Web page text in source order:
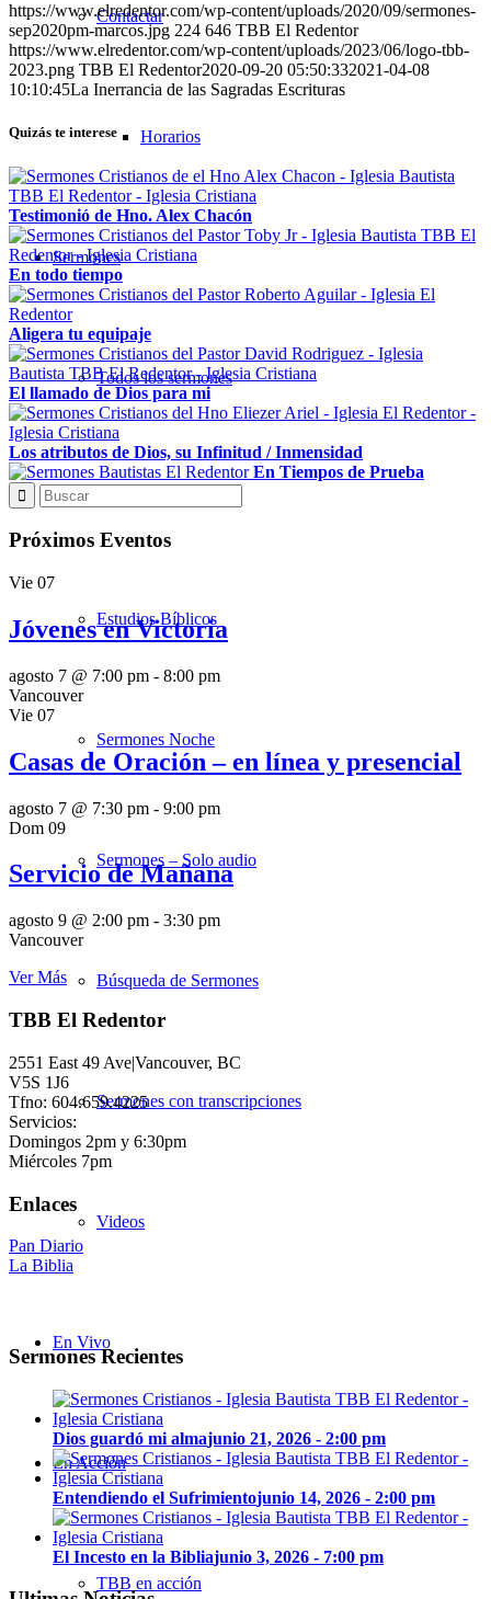
Contactar
Horarios
Sermones
Todos los sermones
Estudios Bíblicos
Sermones Noche
Sermones – Solo audio
Búsqueda de Sermones
Sermones con transcripciones
Videos
En Vivo
En Acción
TBB en acción
https://www.elredentor.com/wp-content/uploads/2020/09/sermones-
sep2020pm-marcos.jpg 224 646 TBB El Redentor
https://www.elredentor.com/wp-content/uploads/2023/06/logo-tbb-
2023.png TBB El Redentor2020-09-20 05:50:332021-04-08
10:10:45La Inerrancia de las Sagradas Escrituras
Quizás te interese
Testimonió de Hno. Alex Chacón
En todo tiempo
Aligera tu equipaje
El llamado de Dios para mi
Los atributos de Dios, su Infinitud / Inmensidad
En Tiempos de Prueba
Próximos Eventos
Vie 07
Jóvenes en Victoria
agosto 7 @ 7:00 pm - 8:00 pm
Vancouver
Vie 07
Casas de Oración – en línea y presencial
agosto 7 @ 7:30 pm - 9:00 pm
Dom 09
Servicio de Mañana
agosto 9 @ 2:00 pm - 3:30 pm
Vancouver
Ver Más
TBB El Redentor
2551 East 49 Ave|Vancouver, BC
V5S 1J6
Tfno: 604.659.4225
Servicios:
Domingos 2pm y 6:30pm
Miércoles 7pm
Enlaces
Pan Diario
La Biblia
Sermones Recientes
Dios guardó mi almajunio 21, 2026 - 2:00 pm
Entendiendo el Sufrimientojunio 14, 2026 - 2:00 pm
El Incesto en la Bibliajunio 3, 2026 - 7:00 pm